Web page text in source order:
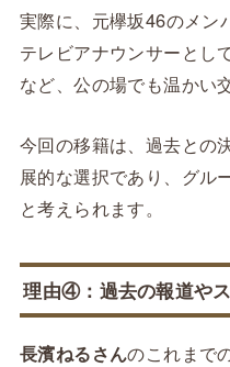
実際に、元欅坂46のメン
テレビアナウンサーとし
など、公の場でも温かい
今回の移籍は、過去との
展的な選択であり、グル
と考えられます。
理由④：過去の報道や
長濱ねるさんのこれまで